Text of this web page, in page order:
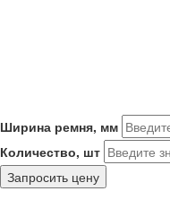
Ширина ремня, мм
Количество, шт
Запросить цену